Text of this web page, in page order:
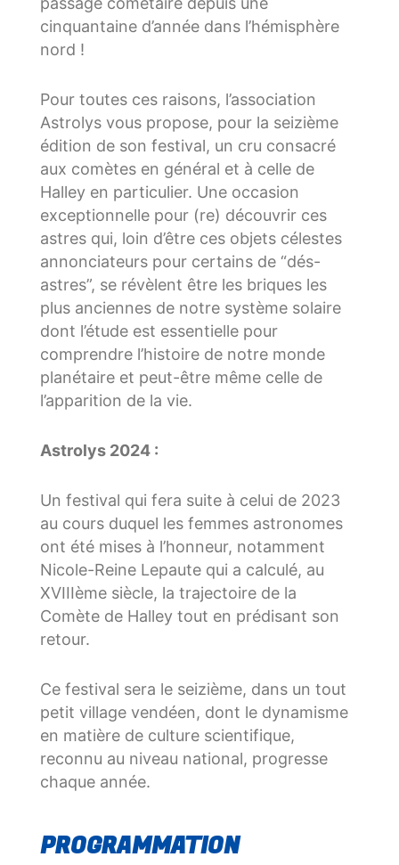
cinquantaine d’année dans l’hémisphère
nord !
Pour toutes ces raisons, l’association
Astrolys vous propose, pour la seizième
édition de son festival, un cru consacré
aux comètes en général et à celle de
Halley en particulier. Une occasion
exceptionnelle pour (re) découvrir ces
astres qui, loin d’être ces objets célestes
annonciateurs pour certains de “dés-
astres”, se révèlent être les briques les
plus anciennes de notre système solaire
dont l’étude est essentielle pour
comprendre l’histoire de notre monde
planétaire et peut-être même celle de
l’apparition de la vie.
Astrolys 2024 :
Un festival qui fera suite à celui de 2023
au cours duquel les femmes astronomes
ont été mises à l’honneur, notamment
Nicole-Reine Lepaute qui a calculé, au
XVIIIème siècle, la trajectoire de la
Comète de Halley tout en prédisant son
retour.
Ce festival sera le seizième, dans un tout
petit village vendéen, dont le dynamisme
en matière de culture scientifique,
reconnu au niveau national, progresse
chaque année.
PROGRAMMATION